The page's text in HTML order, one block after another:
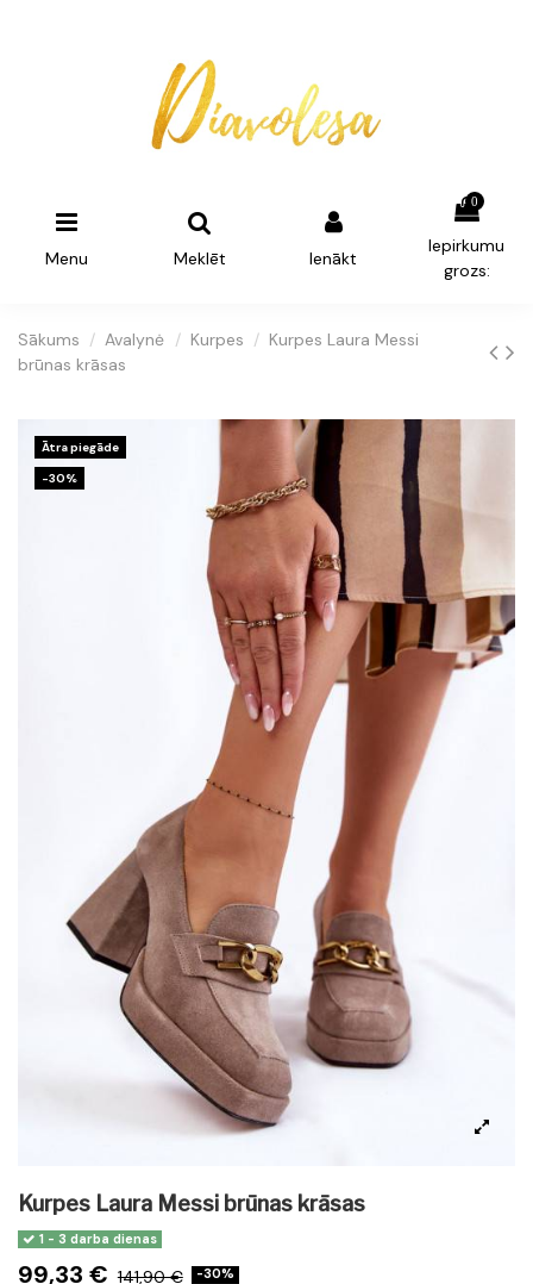
Menu Meklēt Ienākt
0
Iepirkumu
grozs:
Sākums Avalynė Kurpes
Kurpes Laura Messi
brūnas krāsas
Ātra piegāde
-30%
Kurpes Laura Messi brūnas krāsas
1 - 3 darba dienas
99,33 € 141,90 € -30%